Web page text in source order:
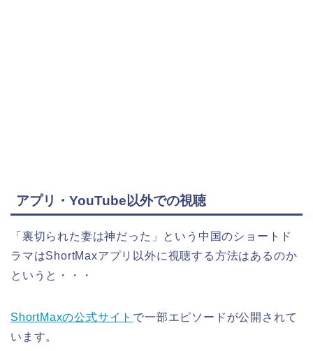
アプリ・YouTube以外での視聴
「裏切られた妻は神だった」という中国のショートド
ラマはShortMaxアプリ以外に視聴する方法はあるのか
というと・・・
ShortMaxの公式サイト で一部エピソードが公開されて
います。